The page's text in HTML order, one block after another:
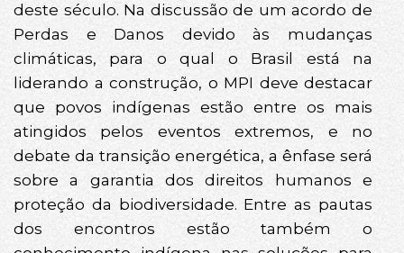
deste século. Na discussão de um acordo de
Perdas e Danos devido às mudanças
climáticas, para o qual o Brasil está na
liderando a construção, o MPI deve destacar
que povos indígenas estão entre os mais
atingidos pelos eventos extremos, e no
debate da transição energética, a ênfase será
sobre a garantia dos direitos humanos e
proteção da biodiversidade. Entre as pautas
dos encontros estão também o